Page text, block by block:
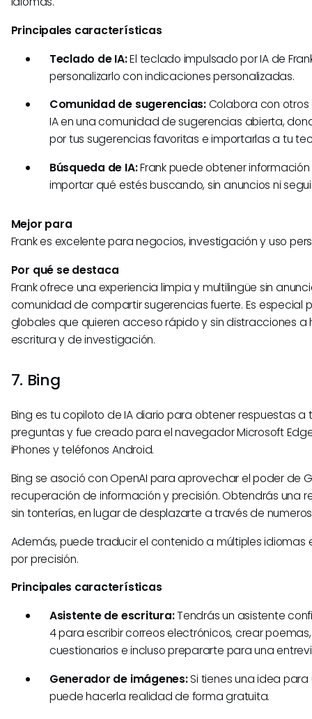
Principales características
Teclado de IA:El teclado impulsado por IA de
personalizarlo con indicaciones personalizadas.
Comunidad de sugerencias:Colabora con
IA en una comunidad de sugerencias abierta,
por tus sugerencias favoritas e importarlas a tu
Búsqueda de IA:Frank puede obtener
importar qué estés buscando, sin anuncios ni
Mejor para
Frank es excelente para negocios, investigación y uso
Por qué se destaca
Frank ofrece una experiencia limpia y multilingüe sin
comunidad de compartir sugerencias fuerte. Es especial
globales que quieren acceso rápido y sin distracciones a
escritura y de investigación.
7. Bing
Bing es tu copiloto de IA diario para obtener respuestas a
preguntas y fue creado para el navegador Microsoft
iPhones y teléfonos Android.
Bing se asoció con OpenAI para aprovechar el poder de
recuperación de información y precisión. Obtendrás una
sin tonterías, en lugar de desplazarte a través de
Además, puede traducir el contenido a múltiples idiomas
por precisión.
Principales características
Asistente de escritura:Tendrás un asistente
4 para escribir correos electrónicos, crear
cuestionarios e incluso prepararte para una
Generador de imágenes:Si tienes una idea para
puede hacerla realidad de forma gratuita.